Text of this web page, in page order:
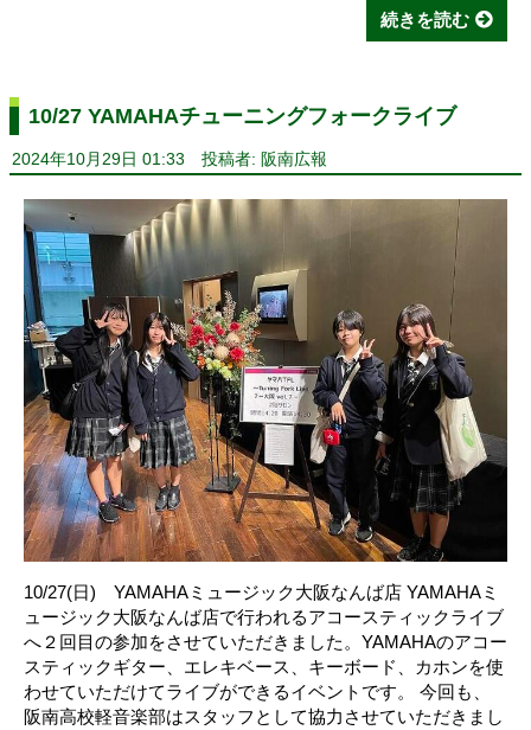
続きを読む
10/27 YAMAHAチューニングフォークライブ
2024年10月29日 01:33 投稿者: 阪南広報
10/27(日) YAMAHAミュージック大阪なんば店 YAMAHAミ
ュージック大阪なんば店で行われるアコースティックライブ
へ２回目の参加をさせていただきました。YAMAHAのアコー
スティックギター、エレキベース、キーボード、カホンを使
わせていただけてライブができるイベントです。 今回も、
阪南高校軽音楽部はスタッフとして協力させていただきまし